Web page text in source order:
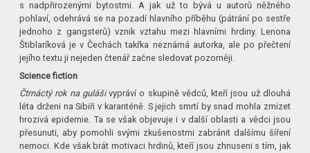
s nadpřirozenými bytostmi. A jak už to bývá u autorů něžného
pohlaví, odehrává se na pozadí hlavního příběhu (pátrání po sestře
jednoho z gangsterů) vznik vztahu mezi hlavními hrdiny. Lenona
Štiblaríková je v Čechách takřka neznámá autorka, ale po přečtení
jejího textu ji nejeden čtenář začne sledovat pozorněji.
Science fiction
Čtrnáctý rok na gulášivypráví o skupině vědců, kteří jsou už dlouhá
léta drženi na Sibiři v karanténě. S jejich smrtí by snad mohla zmizet
hrozivá epidemie. Ta se však objevuje i v další oblasti a vědci jsou
přesunuti, aby pomohli svými zkušenostmi zabránit dalšímu šíření
nemoci. Kde však brát motivaci hrdinů, kteří jsou zhnuseni s tím, jak